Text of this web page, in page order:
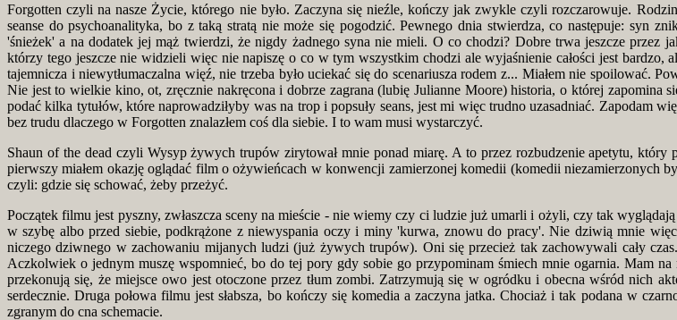
Forgotten czyli na nasze Życie, którego nie było. Zaczyna się nieźle, kończy jak zwykle czyli rozczarowuje.
seanse do psychoanalityka, bo z taką stratą nie może się pogodzić. Pewnego dnia stwierdza, co następuje: syn
'śnieżek' a na dodatek jej mąż twierdzi, że nigdy żadnego syna nie mieli. O co chodzi? Dobre trwa jeszcze przez
którzy tego jeszcze nie widzieli więc nie napiszę o co w tym wszystkim chodzi ale wyjaśnienie całości jest bardzo,
tajemnicza i niewytłumaczalna więź, nie trzeba było uciekać się do scenariusza rodem z... Miałem nie spoilować.
Nie jest to wielkie kino, ot, zręcznie nakręcona i dobrze zagrana (lubię Julianne Moore) historia, o której zapomina
podać kilka tytułów, które naprowadziłyby was na trop i popsuły seans, jest mi więc trudno uzasadniać. Zapodam
bez trudu dlaczego w Forgotten znalazłem coś dla siebie. I to wam musi wystarczyć.
Shaun of the dead czyli Wysyp żywych trupów zirytował mnie ponad miarę. A to przez rozbudzenie apetytu, który
pierwszy miałem okazję oglądać film o ożywieńcach w konwencji zamierzonej komedii (komedii niezamierzonych
czyli: gdzie się schować, żeby przeżyć.
Początek filmu jest pyszny, zwłaszcza sceny na mieście - nie wiemy czy ci ludzie już umarli i ożyli, czy tak
w szybę albo przed siebie, podkrążone z niewyspania oczy i miny 'kurwa, znowu do pracy'. Nie dziwią mnie
niczego dziwnego w zachowaniu mijanych ludzi (już żywych trupów). Oni się przecież tak zachowywali cały
Aczkolwiek o jednym muszę wspomnieć, bo do tej pory gdy sobie go przypominam śmiech mnie ogarnia. Mam
przekonują się, że miejsce owo jest otoczone przez tłum zombi. Zatrzymują się w ogródku i obecna wśród nich
serdecznie. Druga połowa filmu jest słabsza, bo kończy się komedia a zaczyna jatka. Chociaż i tak podana w
zgranym do cna schemacie.